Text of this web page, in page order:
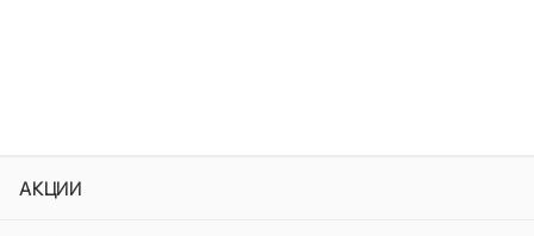
АКЦИИ